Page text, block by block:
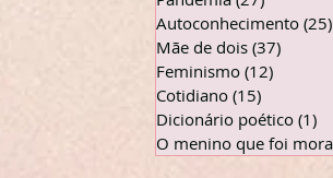
Autoconhecimento (25)
Mãe de dois (37)
Feminismo (12)
Cotidiano (15)
Dicionário poético (1)